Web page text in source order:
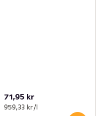
71,95 kr
959,33 kr /l